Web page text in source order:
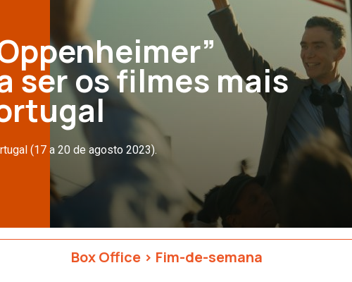
ser os filmes mais
(17 a 20 de agosto 2023).
Box Office > Fim-de-semana